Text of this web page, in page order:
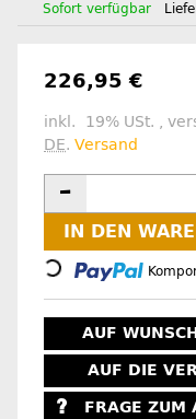
Sofort verfügbar
226,95 €
inkl. 19% USt. ,
DE. Versand
IN DEN
Loading...
AUF
AUF DIE
FRAGE ZUM